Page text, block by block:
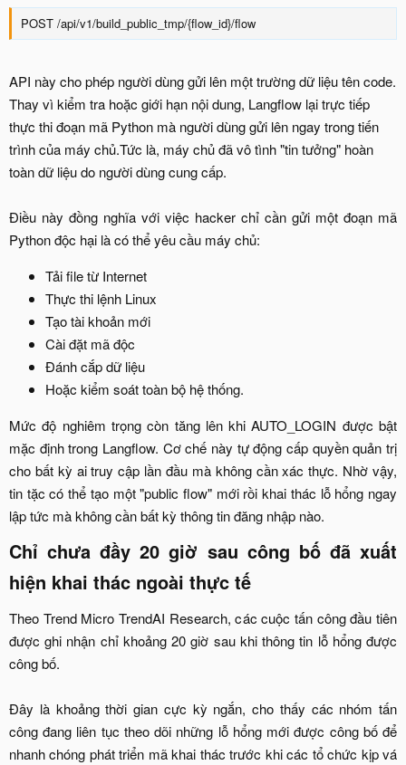
POST /api/v1/build_public_tmp/{flow_id}/flow​
API này cho phép người dùng gửi lên một trường dữ liệu tên code.
Thay vì kiểm tra hoặc giới hạn nội dung, Langflow lại trực tiếp
thực thi đoạn mã Python mà người dùng gửi lên ngay trong tiến
trình của máy chủ.Tức là, máy chủ đã vô tình "tin tưởng" hoàn
toàn dữ liệu do người dùng cung cấp.
Điều này đồng nghĩa với việc hacker chỉ cần gửi một đoạn mã
Python độc hại là có thể yêu cầu máy chủ:​
Tải file từ Internet​
Thực thi lệnh Linux​
Tạo tài khoản mới​
Cài đặt mã độc​
Đánh cắp dữ liệu​
Hoặc kiểm soát toàn bộ hệ thống.​
Mức độ nghiêm trọng còn tăng lên khi AUTO_LOGIN được bật
mặc định trong Langflow. Cơ chế này tự động cấp quyền quản trị
cho bất kỳ ai truy cập lần đầu mà không cần xác thực. Nhờ vậy,
tin tặc có thể tạo một "public flow" mới rồi khai thác lỗ hổng ngay
lập tức mà không cần bất kỳ thông tin đăng nhập nào.​
Chỉ chưa đầy 20 giờ sau công bố đã xuất
hiện khai thác ngoài thực tế​
Theo Trend Micro TrendAI Research, các cuộc tấn công đầu tiên
được ghi nhận chỉ khoảng 20 giờ sau khi thông tin lỗ hổng được
công bố.
Đây là khoảng thời gian cực kỳ ngắn, cho thấy các nhóm tấn
công đang liên tục theo dõi những lỗ hổng mới được công bố để
nhanh chóng phát triển mã khai thác trước khi các tổ chức kịp vá